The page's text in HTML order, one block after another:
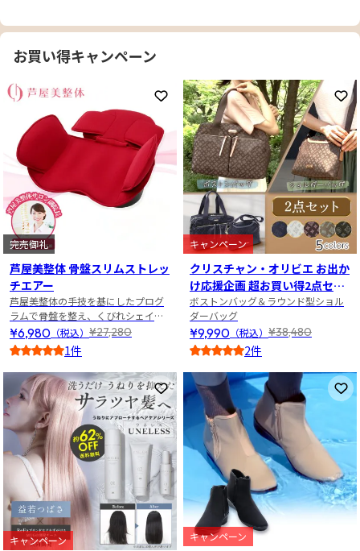
お買い得キャンペーン
お気に入りに登録
完売御礼
芦屋美整体 骨盤スリムストレッ
チエアー
芦屋美整体の手技を基にしたプログ
ラムで骨盤を整え、くびれシェイ
プ！
¥6,980 （税込） ¥27,280
1件
お
キャンペーン
クリスチャン・オリビエ お出か
け応援企画 超お買い得2点セッ
ト
ボストンバッグ＆ラウンド型ショル
ダーバッグ
¥9,990 （税込） ¥38,480
2件
お気に入りに登録
キャンペーン
お
キャンペーン